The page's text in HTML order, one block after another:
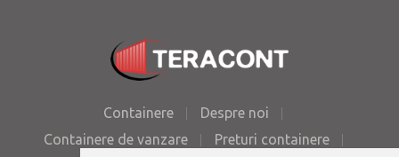
Containere
Despre noi
Containere de vanzare
Preturi containere